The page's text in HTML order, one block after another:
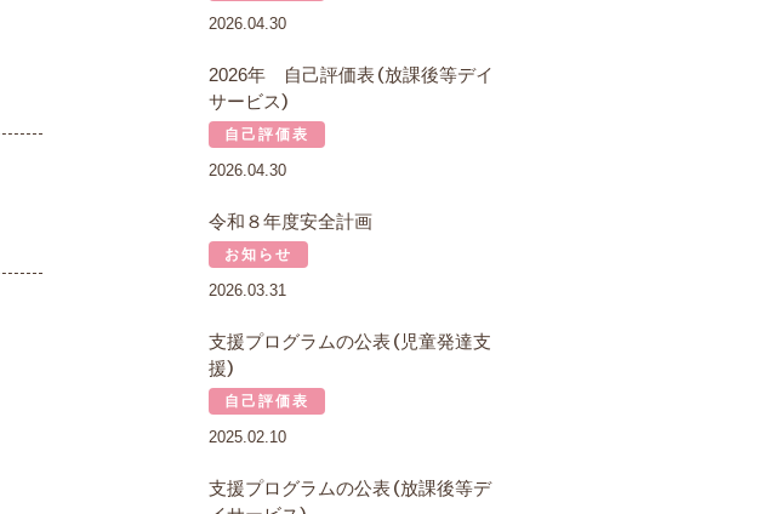
2026.04.30
2026年 自己評価表（放課後等デイ
サービス）
自己評価表
2026.04.30
令和８年度安全計画
お知らせ
2026.03.31
支援プログラムの公表（児童発達支
援）
自己評価表
2025.02.10
支援プログラムの公表（放課後等デ